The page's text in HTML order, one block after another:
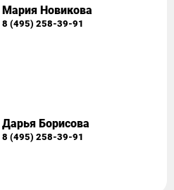
Мария Новикова
8 (495) 258-39-91
Дарья Борисова
8 (495) 258-39-91